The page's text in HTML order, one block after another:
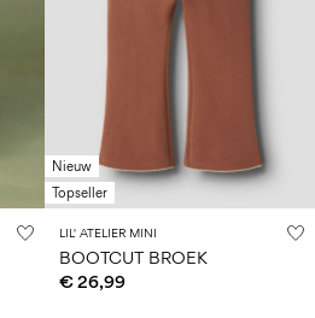
Nieuw
Topseller
LIL' ATELIER MINI
BOOTCUT BROEK
€ 26,99